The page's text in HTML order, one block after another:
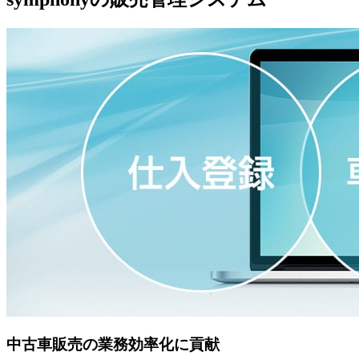
中古車販売の業務効率化に貢献